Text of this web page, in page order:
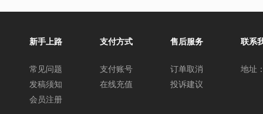
新手上路 支付方式 售后服务 联系
常见问题 支付账号 订单取消
地址
发稿须知
在线充值
投诉建议
会员注册